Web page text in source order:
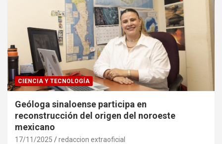
CIENCIA Y TECNOLOGÍA
Geóloga sinaloense participa en
reconstrucción del origen del noroeste
mexicano
17/11/2025 redaccion extraoficial